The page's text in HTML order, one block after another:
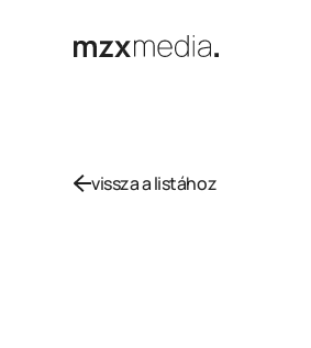
vissza a listához